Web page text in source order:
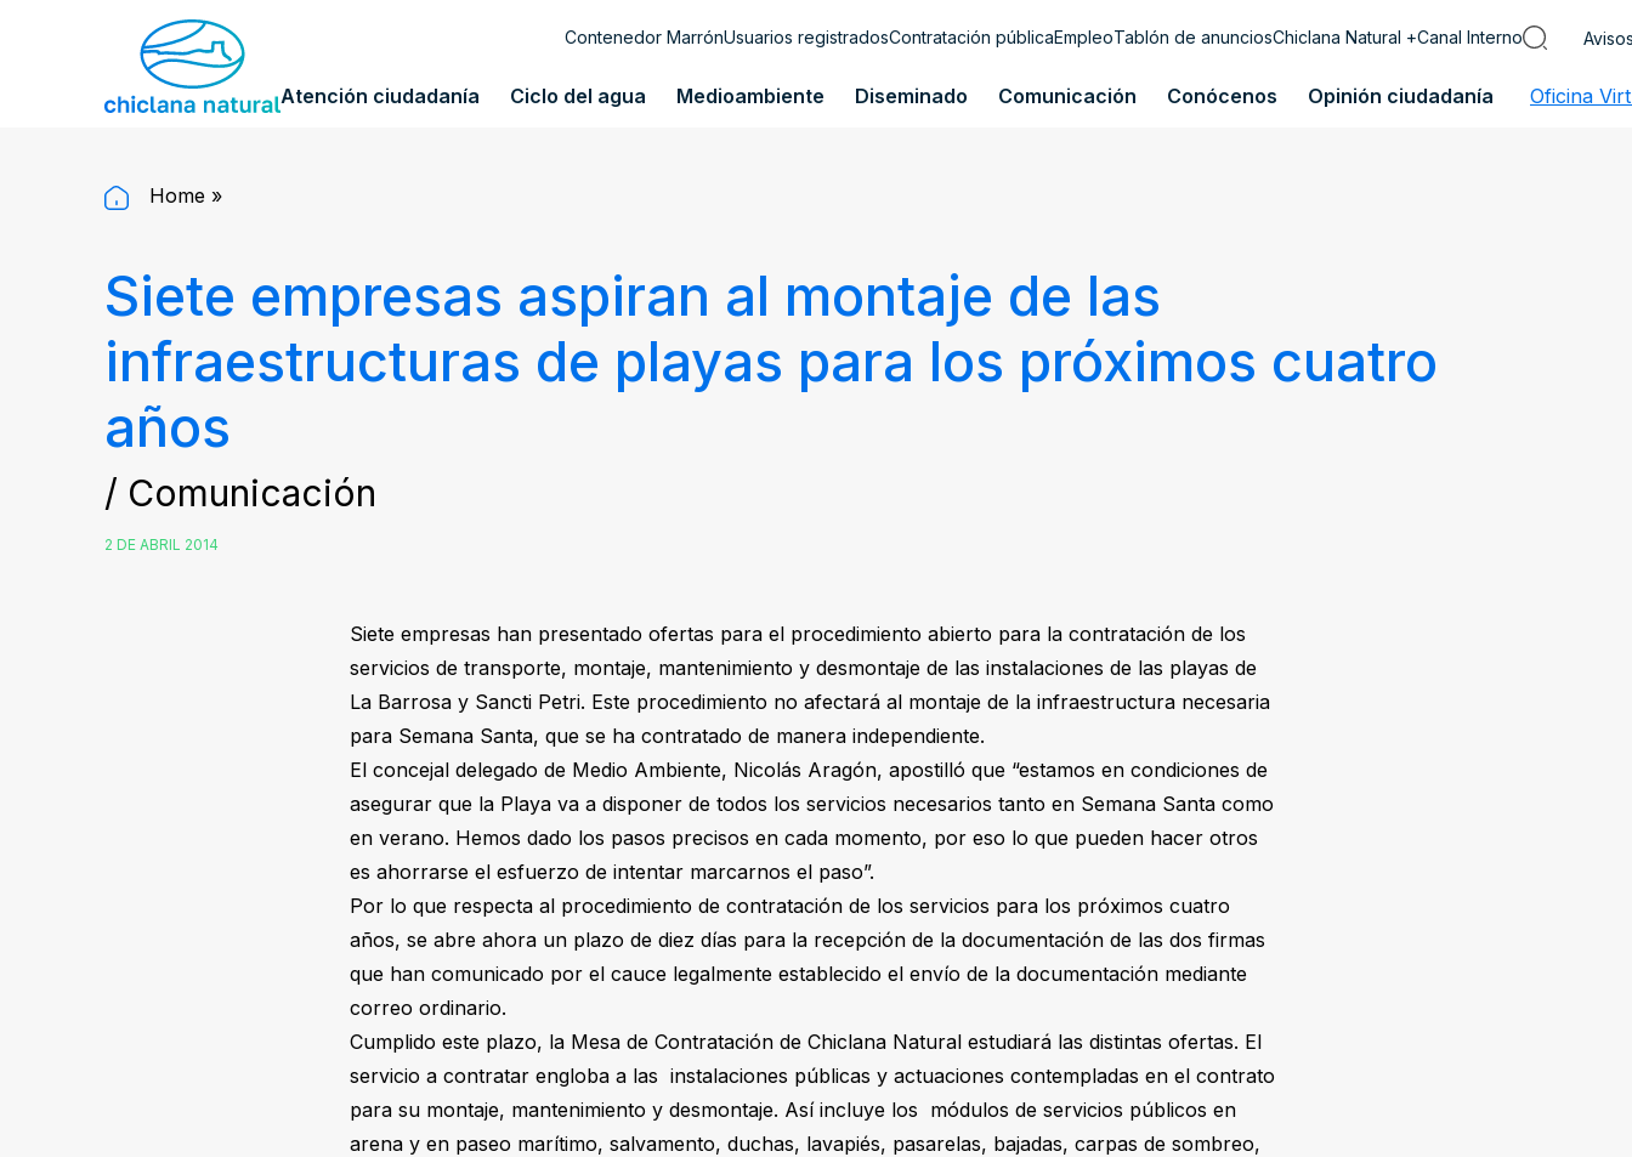
Contenedor MarrónUsuarios registradosContratación públicaEmpleoTablón de anunciosChiclana Natural +Canal Interno
Atención ciudadanía Ciclo del agua Medioambiente Diseminado Comunicación Conócenos Opinión ciudadanía Oficina
Home »
Siete empresas aspiran al montaje de las
infraestructuras de playas para los próximos cuatro
años
/ Comunicación
2 DE ABRIL 2014
Siete empresas han presentado ofertas para el procedimiento abierto para la contratación de los
servicios de transporte, montaje, mantenimiento y desmontaje de las instalaciones de las playas de
La Barrosa y Sancti Petri. Este procedimiento no afectará al montaje de la infraestructura necesaria
para Semana Santa, que se ha contratado de manera independiente.
El concejal delegado de Medio Ambiente, Nicolás Aragón, apostilló que “estamos en condiciones de
asegurar que la Playa va a disponer de todos los servicios necesarios tanto en Semana Santa como
en verano. Hemos dado los pasos precisos en cada momento, por eso lo que pueden hacer otros
es ahorrarse el esfuerzo de intentar marcarnos el paso”.
Por lo que respecta al procedimiento de contratación de los servicios para los próximos cuatro
años, se abre ahora un plazo de diez días para la recepción de la documentación de las dos firmas
que han comunicado por el cauce legalmente establecido el envío de la documentación mediante
correo ordinario.
Cumplido este plazo, la Mesa de Contratación de Chiclana Natural estudiará las distintas ofertas. El
servicio a contratar engloba a las instalaciones públicas y actuaciones contempladas en el contrato
para su montaje, mantenimiento y desmontaje. Así incluye los módulos de servicios públicos en
arena y en paseo marítimo, salvamento, duchas, lavapiés, pasarelas, bajadas, carpas de sombreo,